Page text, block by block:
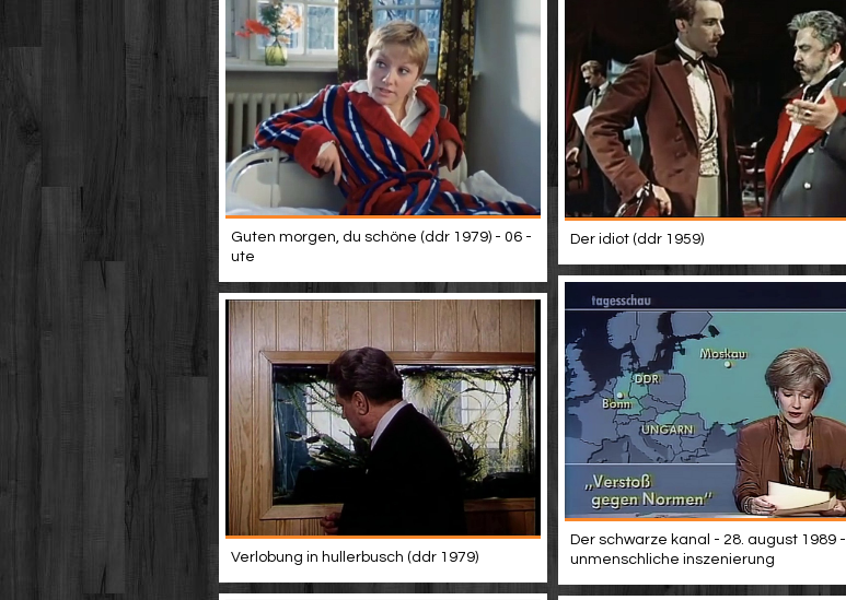
Guten morgen, du schöne (ddr 1979) - 06 -
ute
Der idiot (ddr 1959)
Der schwarze kanal - 28. august 1989 -
unmenschliche inszenierung
Verlobung in hullerbusch (ddr 1979)